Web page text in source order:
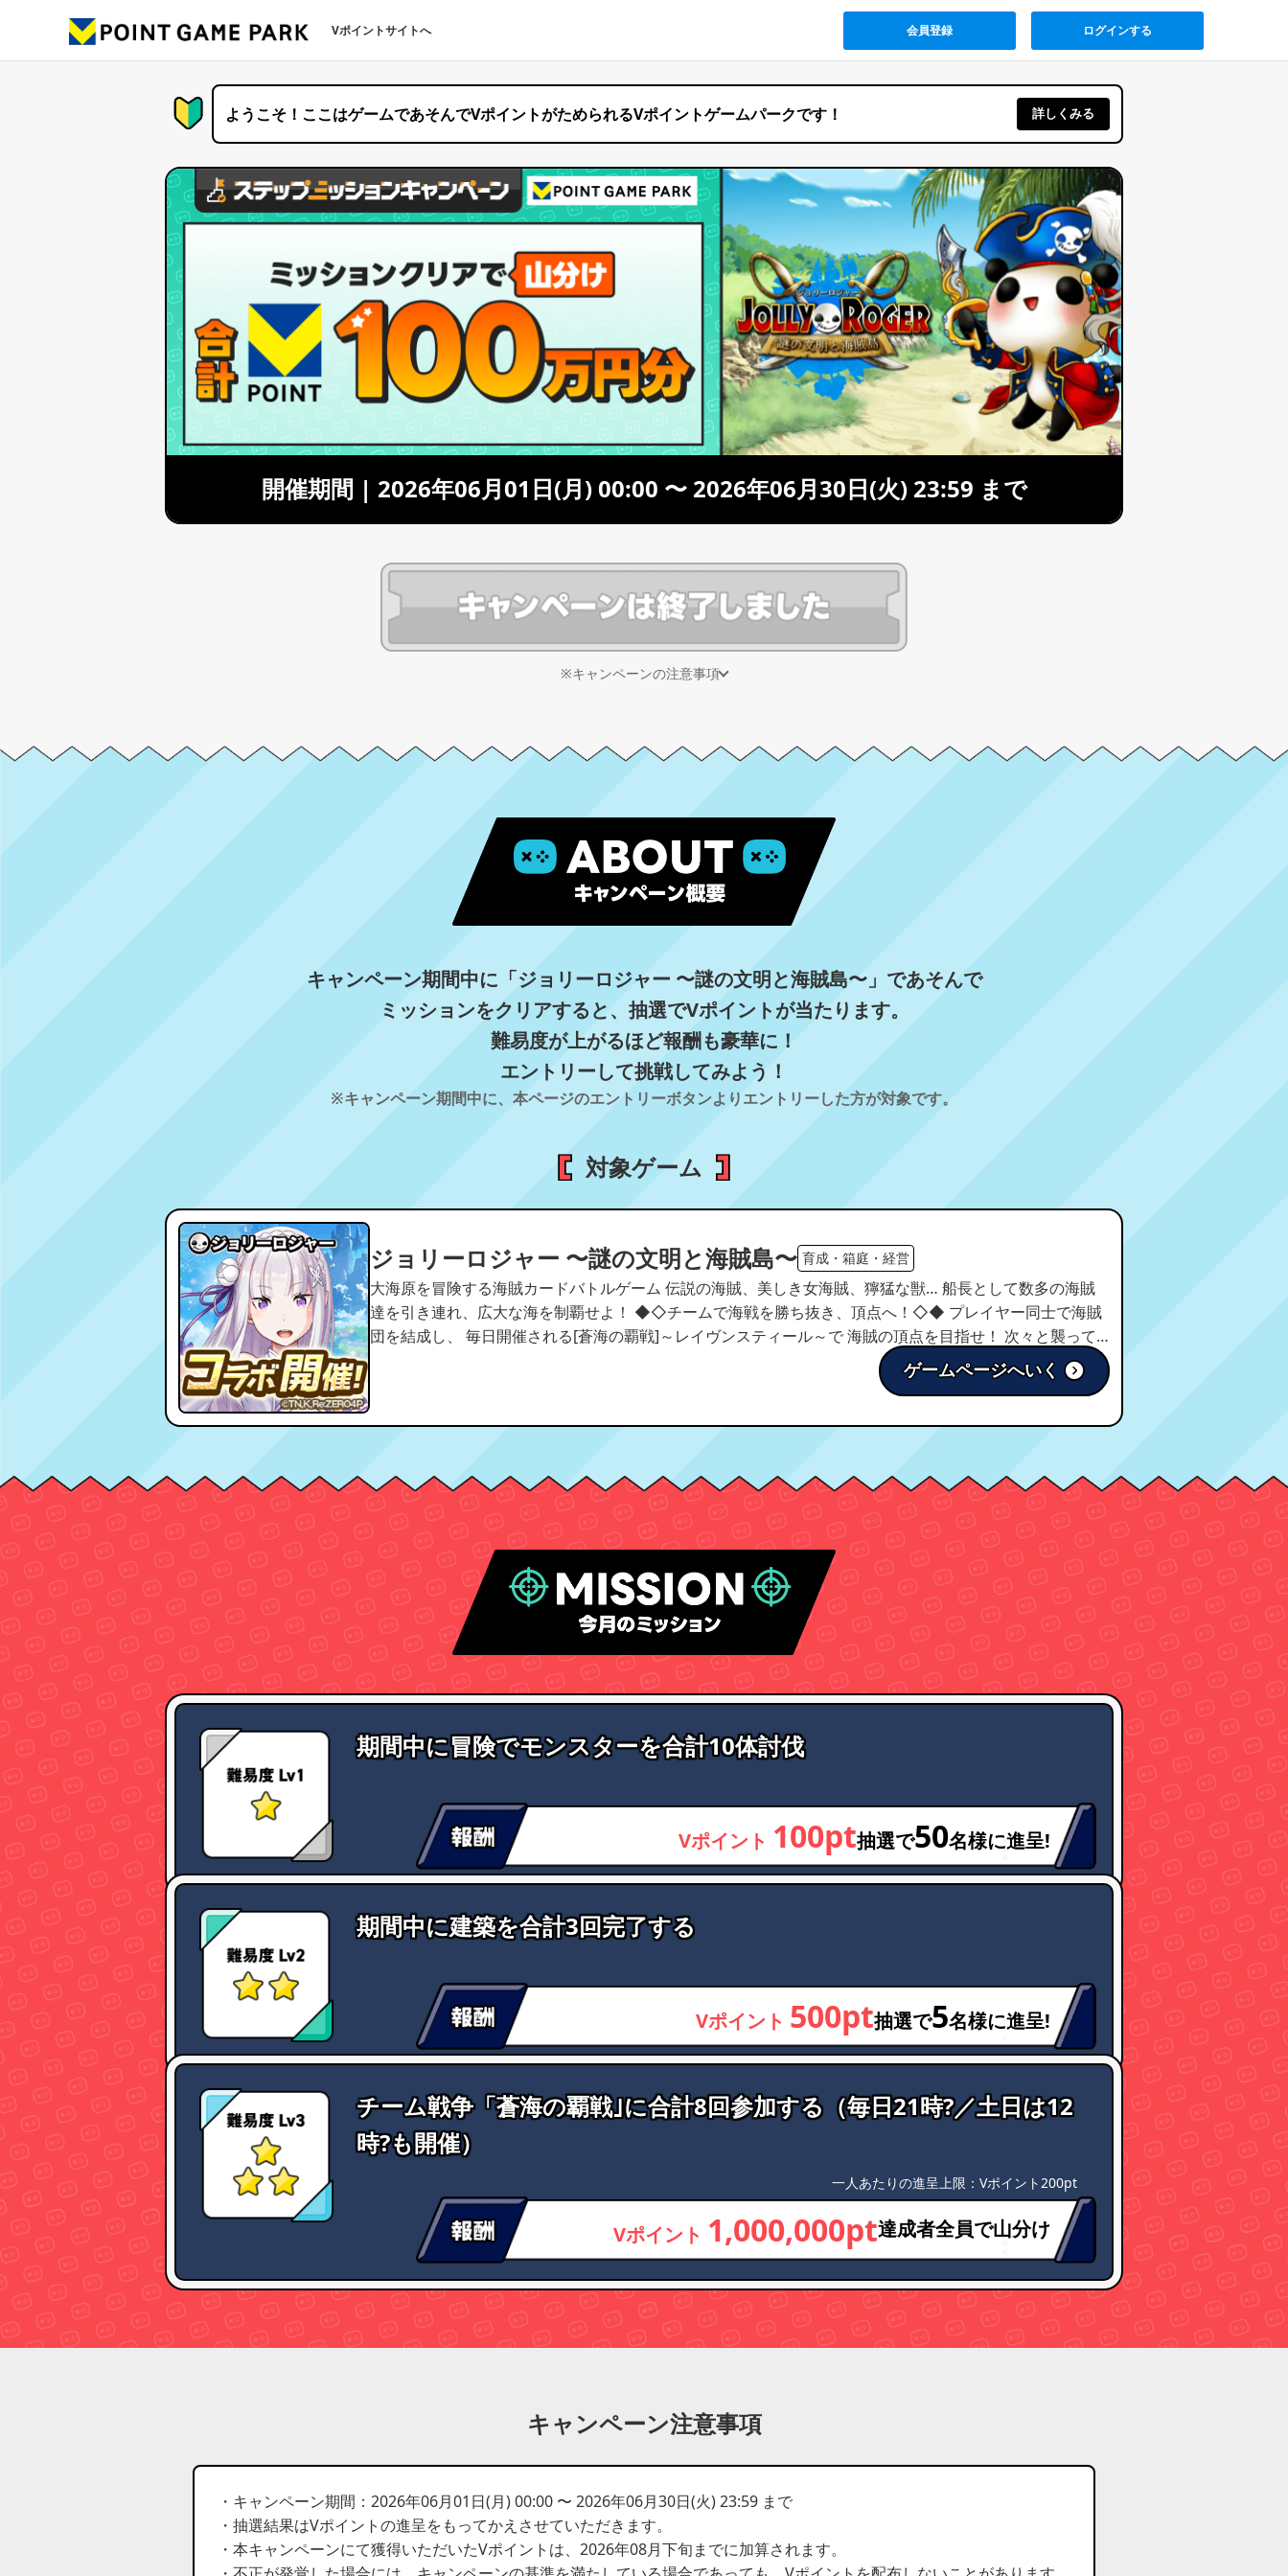
Vポイントサイトへ 会員登録 ログインする
ようこそ！ここはゲームであそんでVポイントがためられるVポイントゲームパークです！ 詳しくみる
開催期間 | 2026年06月01日(月) 00:00 〜 2026年06月30日(火) 23:59 まで
※キャンペーンの注意事項
キャンペーン期間中に「ジョリーロジャー 〜謎の文明と海賊島〜」であそんで
ミッションをクリアすると、抽選でVポイントが当たります。
難易度が上がるほど報酬も豪華に！
エントリーして挑戦してみよう！
※キャンペーン期間中に、本ページのエントリーボタンよりエントリーした方が対象です。
対象ゲーム
ジョリーロジャー 〜謎の文明と海賊島〜 育成・箱庭・経営
大海原を冒険する海賊カードバトルゲーム 伝説の海賊、美しき女海賊、獰猛な獣… 船長として数多の海賊
達を引き連れ、広大な海を制覇せよ！ ◆◇チームで海戦を勝ち抜き、頂点へ！◇◆ プレイヤー同士で海賊
団を結成し、 毎日開催される[蒼海の覇戦]～レイヴンスティール～で 海賊の頂点を目指せ！ 次々と襲って
を開拓し、自分だけの海賊島をつくろう！ 島を発展させて住民を増やし、より豪華で楽しい島に！
ゲームページへいく
期間中に冒険でモンスターを合計10体討伐
Vポイント 100pt抽選で50名様に進呈!
期間中に建築を合計3回完了する
Vポイント 500pt抽選で5名様に進呈!
チーム戦争「蒼海の覇戦｣に合計8回参加する（毎日21時?／土日は12
時?も開催）
一人あたりの進呈上限：Vポイント200pt
Vポイント 1,000,000pt達成者全員で山分け
キャンペーン注意事項
・キャンペーン期間：2026年06月01日(月) 00:00 〜 2026年06月30日(火) 23:59 まで
・抽選結果はVポイントの進呈をもってかえさせていただきます。
・本キャンペーンにて獲得いただいたVポイントは、2026年08月下旬までに加算されます。